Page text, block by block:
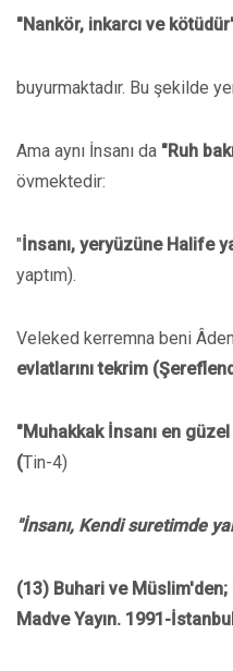
"Nankör, inkarcı ve
buyurmaktadır. Bu şekilde
Ama aynı İnsanı da "Ruh
övmektedir:
"İnsanı, yeryüzüne Halife
yaptım).
Veleked kerremna beni
evlatlarını tekrim
"Muhakkak İnsanı en
(Tin-4)
"İnsanı, Kendi suretimde
(13) Buhari ve Müslim'den;
Madve Yayın. 1991-